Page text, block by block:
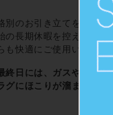
別のお引き立てを賜り誠
の長期休暇を控え、お客
も快適にご使用いただ
終日には、ガスや水道
グにほこりが溜まってい